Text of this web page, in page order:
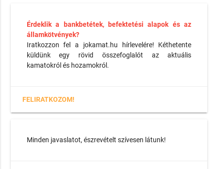
Érdeklik a bankbetétek, befektetési alapok és az
államkötvények?
Iratkozzon fel a jokamat.hu hírlevelére! Kéthetente
küldünk egy rövid összefoglalót az aktuális
kamatokról és hozamokról.
FELIRATKOZOM!
Minden javaslatot, észrevételt szívesen látunk!